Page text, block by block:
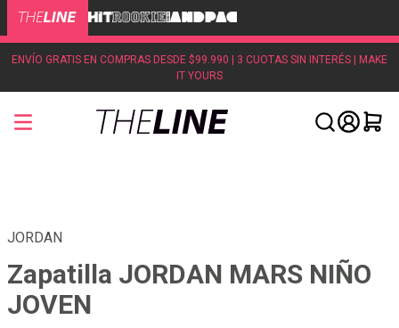
ENVÍO GRATIS EN COMPRAS DESDE $99.990 | 3 CUOTAS SIN INTERÉS | MAKE
IT YOURS
JORDAN
Zapatilla JORDAN MARS NIÑO
JOVEN